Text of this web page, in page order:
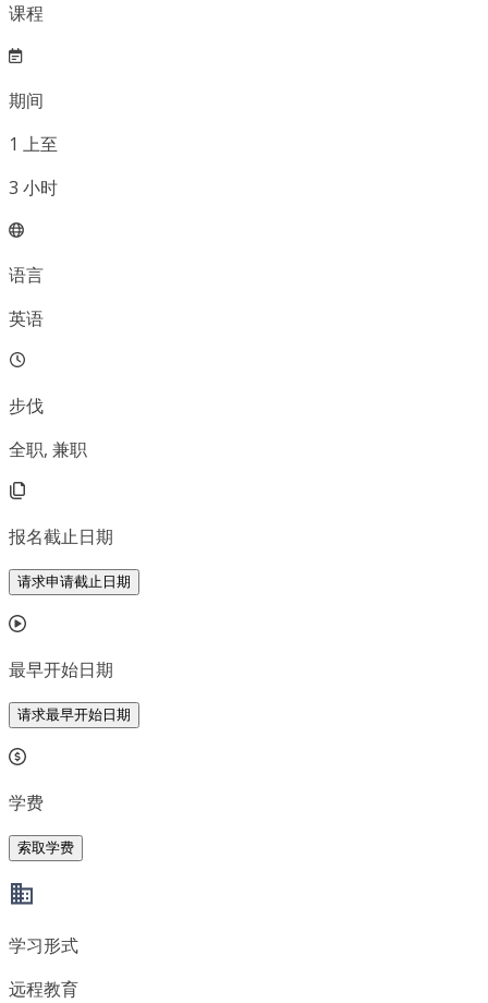
课程
期间
1 上至
3 小时
语言
英语
步伐
全职, 兼职
报名截止日期
请求申请截止日期
最早开始日期
请求最早开始日期
学费
索取学费
学习形式
远程教育